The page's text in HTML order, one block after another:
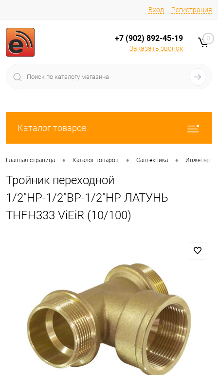
Вход Регистрация
+7 (902) 892-45-19
Заказать звонок
0
Каталог товаров
Главная страница • Каталог товаров • Сантехника •
Тройник переходной
1/2"НР-1/2"ВР-1/2"НР ЛАТУНЬ
THFH333 ViEiR (10/100)